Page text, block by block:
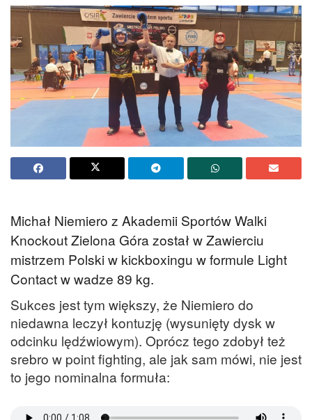
Michał Niemiero z Akademii Sportów Walki
Knockout Zielona Góra został w Zawierciu
mistrzem Polski w kickboxingu w formule Light
Contact w wadze 89 kg.
Sukces jest tym większy, że Niemiero do
niedawna leczył kontuzję (wysunięty dysk w
odcinku lędźwiowym). Oprócz tego zdobył też
srebro w point fighting, ale jak sam mówi, nie jest
to jego nominalna formuła: